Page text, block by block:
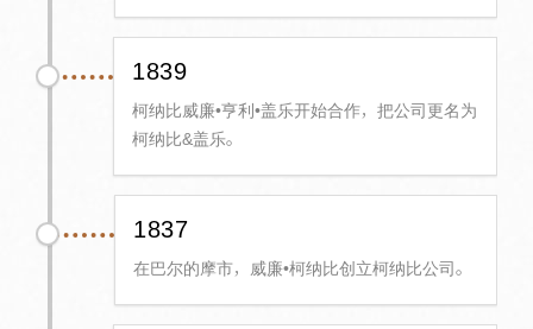
1839
柯纳比威廉•亨利•盖乐开始合作，把公司更名为
柯纳比&盖乐。
1837
在巴尔的摩市，威廉•柯纳比创立柯纳比公司。